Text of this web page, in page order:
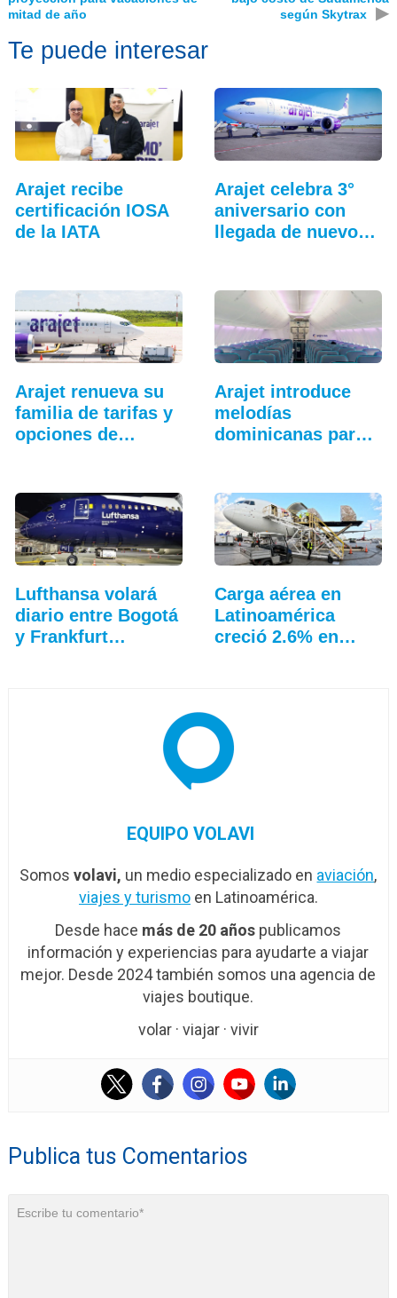
mitad de año
según Skytrax
▶
Te puede interesar
Arajet recibe
certificación IOSA
de la IATA
Arajet celebra 3°
aniversario con
llegada de nuevo
Arajet renueva su
familia de tarifas y
opciones de
Arajet introduce
melodías
dominicanas para
Lufthansa volará
diario entre Bogotá
y Frankfurt…
Carga aérea en
Latinoamérica
creció 2.6% en
EQUIPO VOLAVI
Somosvolavi, un medio especializado en aviación,
viajes y turismoen Latinoamérica.
Desde hace más de 20 años publicamos
información y experiencias para ayudarte a viajar
mejor. Desde 2024 también somos una agencia de
viajes boutique.
volar · viajar · vivir
Publica tus Comentarios